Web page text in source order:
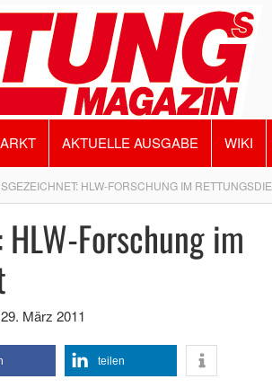
AKTUELLE AUSGABE WIKI
HLW-FORSCHUNG IM
Forschung im
29. März 2011
teilen